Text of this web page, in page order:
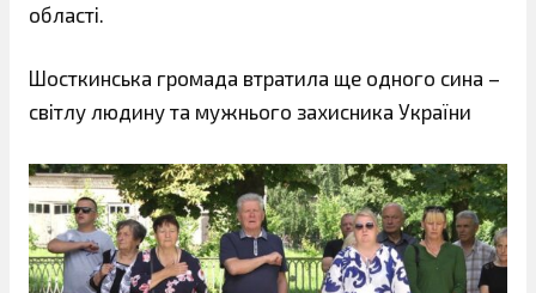
області.
Шосткинська громада втратила ще одного сина –
світлу людину та мужнього захисника України